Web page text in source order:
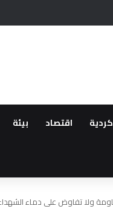
اقتصاد بيئة
ولا تفاوض على دماء